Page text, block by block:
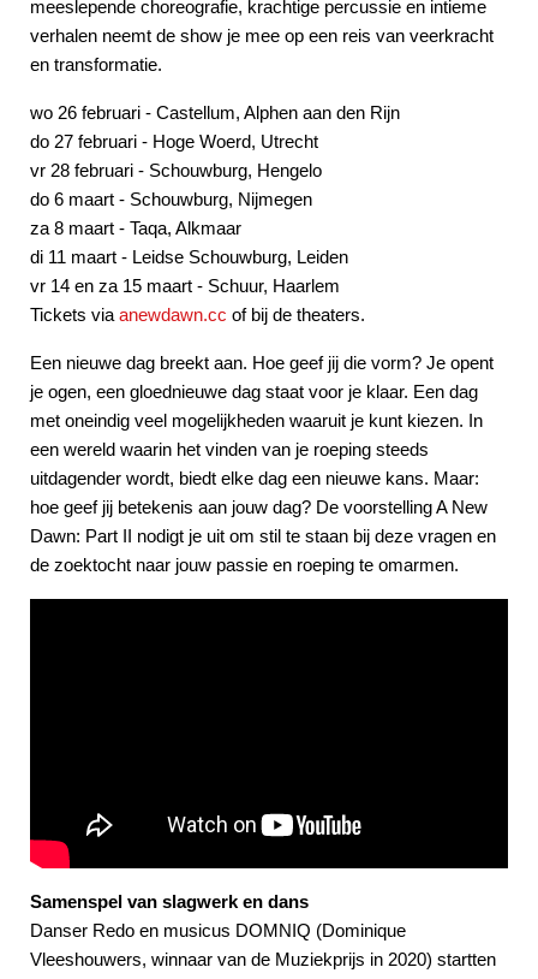
meeslepende choreografie, krachtige percussie en intieme
verhalen neemt de show je mee op een reis van veerkracht
en transformatie.
wo 26 februari - Castellum, Alphen aan den Rijn
do 27 februari - Hoge Woerd, Utrecht
vr 28 februari - Schouwburg, Hengelo
do 6 maart - Schouwburg, Nijmegen
za 8 maart - Taqa, Alkmaar
di 11 maart - Leidse Schouwburg, Leiden
vr 14 en za 15 maart - Schuur, Haarlem
Tickets via anewdawn.cc of bij de theaters.
Een nieuwe dag breekt aan. Hoe geef jij die vorm? Je opent
je ogen, een gloednieuwe dag staat voor je klaar. Een dag
met oneindig veel mogelijkheden waaruit je kunt kiezen. In
een wereld waarin het vinden van je roeping steeds
uitdagender wordt, biedt elke dag een nieuwe kans. Maar:
hoe geef jij betekenis aan jouw dag? De voorstelling A New
Dawn: Part II nodigt je uit om stil te staan bij deze vragen en
de zoektocht naar jouw passie en roeping te omarmen.
Samenspel van slagwerk en dans
Danser Redo en musicus DOMNIQ (Dominique
Vleeshouwers, winnaar van de Muziekprijs in 2020) startten